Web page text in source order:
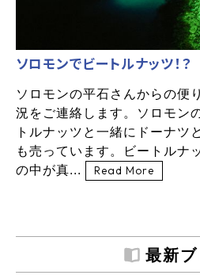
ソロモンでビートルナッツ！？
ソロモンの平石さんからの便
況をご連絡します。ソロモン
トルナッツと一緒にドーナツ
も売っています。ビートルナ
の中が真...
Read More
最新